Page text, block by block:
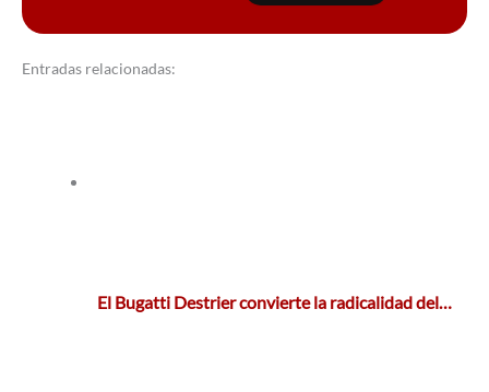
Entradas relacionadas:
El Bugatti Destrier convierte la radicalidad del…